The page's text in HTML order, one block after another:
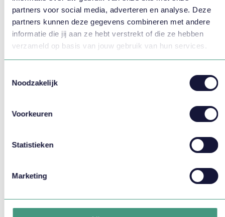
partners voor social media, adverteren en analyse. Deze
partners kunnen deze gegevens combineren met andere
informatie die jij aan ze hebt verstrekt of die ze hebben
verzameld op basis van jouw gebruik van hun services.
Noodzakelijk
Voorkeuren
Statistieken
Marketing
belangrijk? En: Wat heb jij over voor de ander?” Het draait
namelijk ook om elkaar iets gunnen, in plaats van te denken
in privileges. Voor iedereen is er iets te ‘halen’. “Het gaat
om de juiste balans in je team”, aldus Catja. ”Door een
diversiteitsprofiel gewenst zijn, kan in kaart gebracht
sluitende
, heeft diversiteitsgerichts
verzuim en verloop naar beneden gaan door de betere
werk/privébalans.” Catja stelt dat een deel van het verloop